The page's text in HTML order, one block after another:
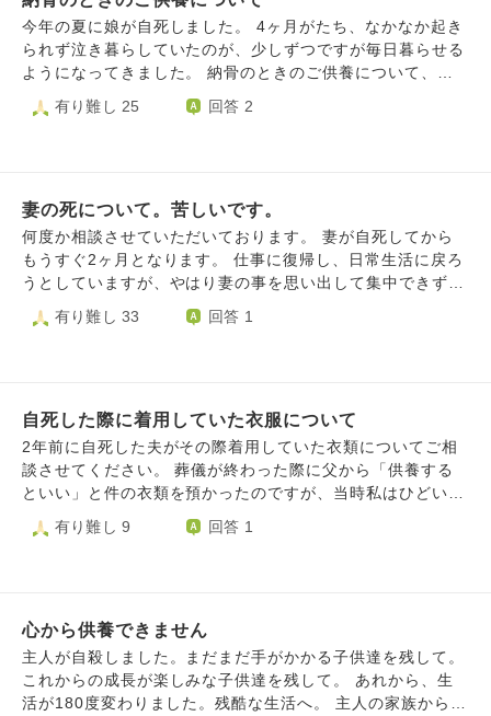
うか？ そうなると今後は私の家系はその宗派という事にな
るのでしょうか？ いくつも質問してすみません。 亡くなっ
た息子が苦しまずにすむようにできる限りのことをしてあげ
今年の夏に娘が自死しました。 4ヶ月がたち、なかなか起き
られず泣き暮らしていたのが、少しずつですが毎日暮らせる
ようになってきました。 納骨のときのご供養について、お
聞きしたいです。 うちは、お墓がなくお寺とのお付き合い
がない家でした。私の両親は、宗教で嫌な思いをしているの
から樹木葬でお墓を作り、先日出来上がったと連絡がありま
した。心の整理がつかないのとまだおうちに置いておきたい
こともあり、一周忌に納骨を考えています。 亡くなったの
が九州だったため、こちら関西とは勝手が違い、骨拾いもご
れ、訳がわからないまま納めて連れて帰ってきたしだいで
お付き合いがないので、納骨のときだけお経をあげて頂きた
いとお願いすることは、できるのでしょうか？私は、祖父母
の家があったそばにあるお寺に、娘が亡くなるまでは何か不
安なことがあると手を合わせに行っていました。無宗教で見
質問で、本当に申し訳ありません。ただただ娘の幸せをずっ
有り難し 25 回答 2
妻の死について。苦しいです。
何度か相談させていただいております。 妻が自死してから
もうすぐ2ヶ月となります。 仕事に復帰し、日常生活に戻ろ
うとしていますが、やはり妻の事を思い出して集中できず、
夜も睡眠薬を飲んでなんとか眠っています。 こんなにも苦
しい思いをするのがわかっていれば、もっと全力で助けよう
と気付きました。 この苦しみはそんな自分に対しての罰な
のかなと思っています。 今は、毎朝毎晩仏壇と妻の遺影に
念仏をとなえています。 私も妻の実家も宗派は浄土真宗と
のことでした。 妻が亡くなるまで、自分の宗派は知っては
なかったと思いますし、もしかしたら自分の宗派すら知らな
は亡くなったときその心をもってなかったかもしれません。
残された者たちが、お祈りをすることで成仏できるのでしょ
うか。 よろしくお願いいたします。
有り難し 33 回答 1
自死した際に着用していた衣服について
2年前に自死した夫がその際着用していた衣類についてご相
談させてください。 葬儀が終わった際に父から「供養する
といい」と件の衣類を預かったのですが、当時私はひどい鬱
で動くこともままならず、結局死後2年経ってもそのまま段
ボールの中に入れたままになっています。 2ヶ月後に引っ越
り、夫の供養は棚の一角に写真(遺影ではない)と小さな骨壷
を置いてたまに合掌する形でしております。 なお、夫の墓
は彼の地元(隣県)にあり、納骨はまだされていないとのこと
です。義母はかなり錯乱しており、できれば関わりたくない
有り難し 9 回答 1
心から供養できません
主人が自殺しました。まだまだ手がかかる子供達を残して。
これからの成長が楽しみな子供達を残して。 あれから、生
活が180度変わりました。残酷な生活へ。 主人の家族からは